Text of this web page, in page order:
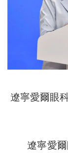
遼寧愛爾眼
遼寧愛爾